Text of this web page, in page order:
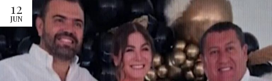
12
JUN